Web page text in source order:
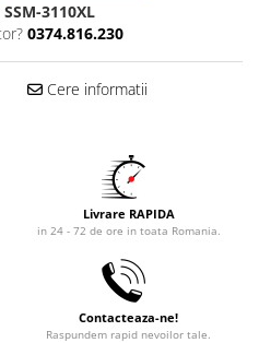
SSM-3110XL
0374.816.230
Cere informatii
Livrare RAPIDA
in 24 - 72 de ore in toata Romania.
Contacteaza-ne!
Raspundem rapid nevoilor tale.